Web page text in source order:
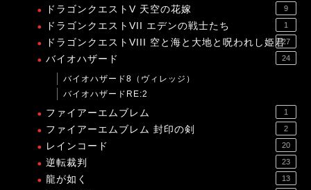
ドラゴンクエストV 天空の花嫁 9
ドラゴンクエストVII エデンの戦士たち 1
ドラゴンクエストVIII 空と海と大地と呪われし姫君27
バイオハザード 24
バイオハザード8（ヴィレッジ）
バイオハザードRE:2
ファイアーエムブレム 1
ファイアーエムブレム 封印の剣 2
レインコード 20
逆転裁判 23
龍が如く 13